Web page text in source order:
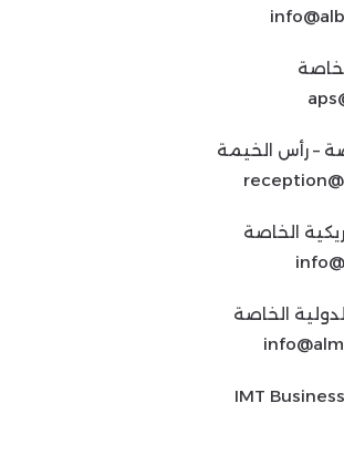
– رأس الخيمة
الخاصة
الخاصة
IMT